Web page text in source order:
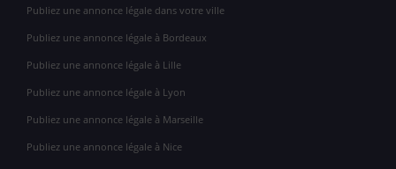
Publiez une annonce légale dans votre ville
Publiez une annonce légale à Bordeaux
Publiez une annonce légale à Lille
Publiez une annonce légale à Lyon
Publiez une annonce légale à Marseille
Publiez une annonce légale à Nice